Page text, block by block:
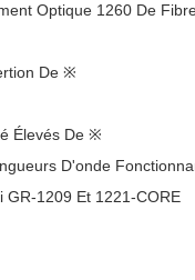
Optique 1260 De
De ※
Élevés De ※
D'onde
GR-1209 Et 1221-CORE